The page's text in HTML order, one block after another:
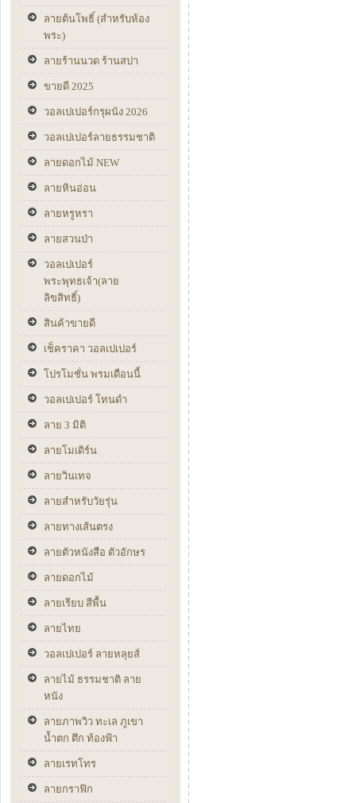
ลายต้นโพธิ์ (สำหรับห้อง
พระ)
ลายร้านนวด ร้านสปา
ขายดี 2025
วอลเปเปอร์กรุผนัง 2026
วอลเปเปอร์ลายธรรมชาติ
ลายดอกไม้ NEW
ลายหินอ่อน
ลายหรูหรา
ลายสวนป่า
วอลเปเปอร์
พระพุทธเจ้า(ลาย
ลิขสิทธิ์)
สินค้าขายดี
เช็คราคา วอลเปเปอร์
โปรโมชั่น พรมเดือนนี้
วอลเปเปอร์ โทนดำ
ลาย 3 มิติ
ลายโมเดิร์น
ลายวินเทจ
ลายสำหรับวัยรุ่น
ลายทางเส้นตรง
ลายตัวหนังสือ ตัวอักษร
ลายดอกไม้
ลายเรียบ สีพื้น
ลายไทย
วอลเปเปอร์ ลายหลุยส์
ลายไม้ ธรรมชาติ ลาย
หนัง
ลายภาพวิว ทะเล ภูเขา
น้ำตก ตึก ท้องฟ้า
ลายเรทโทร
ลายกราฟิก